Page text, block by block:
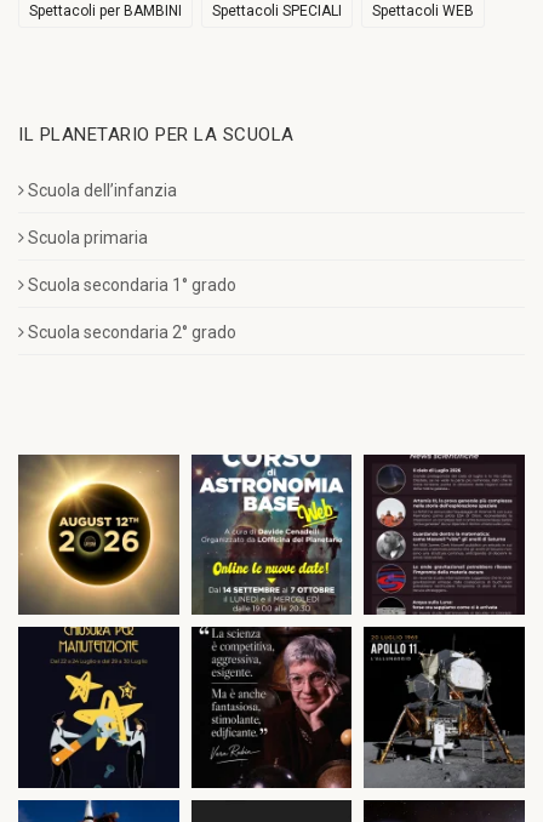
Spettacoli per BAMBINI Spettacoli SPECIALI Spettacoli WEB
IL PLANETARIO PER LA SCUOLA
Scuola dell’infanzia
Scuola primaria
Scuola secondaria 1° grado
Scuola secondaria 2° grado